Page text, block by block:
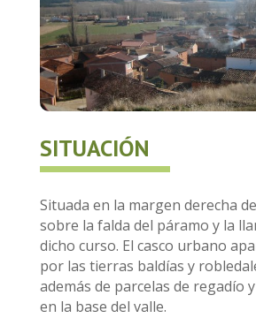
SITUACIÓN
Situada en la margen derecha
sobre la falda del páramo y la
dicho curso. El casco urbano
por las tierras baldías y
además de parcelas de regadío
en la base del valle.